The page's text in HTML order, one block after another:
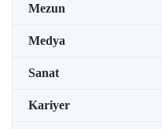
Mezun
Medya
Sanat
Kariyer